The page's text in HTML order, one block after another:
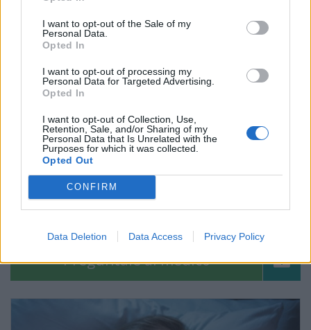
I want to opt-out of the Sale of my
Personal Data.
Opted In
I want to opt-out of processing my
Personal Data for Targeted Advertising.
Opted In
I want to opt-out of Collection, Use,
Retention, Sale, and/or Sharing of my
Personal Data that Is Unrelated with the
Purposes for which it was collected.
Opted Out
CONFIRM
Data Deletion Data Access Privacy Policy
El impacto psicológico causado por las verrugas
genitales
Pregúntale al médico